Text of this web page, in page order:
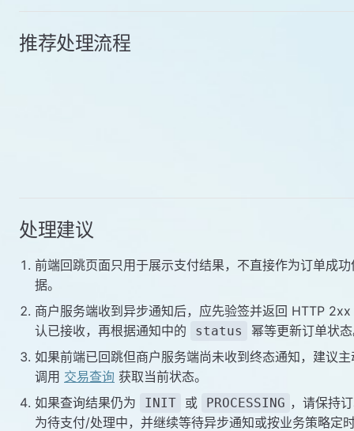
推荐处理流程
处理建议
前端回跳页面只用于展示支付结果，不直接作为订单成功
据。
商户服务端收到异步通知后，应先验签并返回 HTTP 2xx
认已接收，再根据通知中的
status
幂等更新订单状
如果前端已回跳但商户服务端尚未收到终态通知，建议主
调用 交易查询 获取当前状态。
如果查询结果仍为
INIT 或 PROCESSING ，请保持
为待支付/处理中，并继续等待异步通知或按业务策略定